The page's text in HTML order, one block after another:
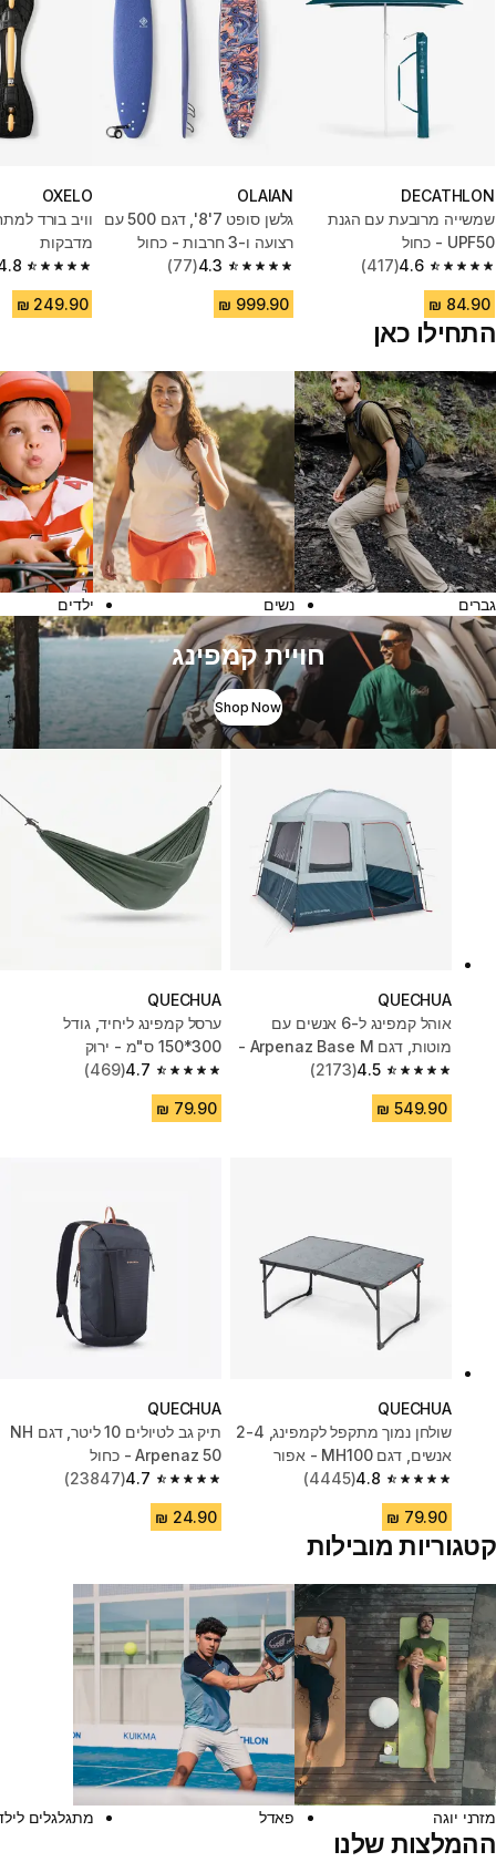
DECATHLON
שמשייה מרובעת עם הגנת
UPF50 - כחול
4.6
4.6 out of 5 stars from 417 reviews
(417)
OLAIAN
גלשן סופט 7'8'‎‎, דגם 500 עם
רצועה ו-3 חרבות - כחול
4.3
4.3 out of 5 stars from 77 reviews
(77)
OXELO
מדבקות
4.8 out of 5 stars from 119 reviews
‏249.90 ₪
התחילו כאן
גברים נשים ילדים
חויית קמפינג
Shop Now
QUECHUA
אוהל קמפינג ל-6 אנשים עם
מוטות, דגם Arpenaz Base M -
כחול/ירוק
4.5
4.5 out of 5 stars from 2173 reviews
(2173)
QUECHUA
ערסל קמפינג ליחיד, ‏גודל
300*‏150 ס"מ - ירוק
4.7
4.7 out of 5 stars from 469 reviews
(469)
QUECHUA
שולחן נמוך מתקפל לקמפינג, 2-4
אנשים, דגם MH100 - אפור
4.8
(4445)
QUECHUA
תיק גב לטיולים 10 ליטר, דגם‏ NH
Arpenaz 50 - כחול
4.7
(23847)
קטגוריות מובילות
מזרני יוגה פאדל מתגלגלים
ההמלצות שלנו